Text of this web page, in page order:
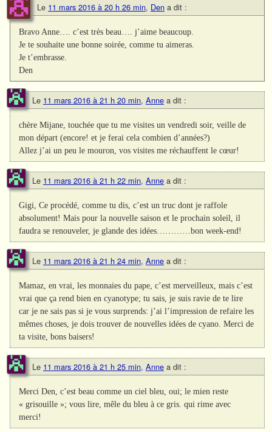
Le 11 mars 2016 à 20 h 26 min, Den a dit :
Bravo Anne…. c’est très beau…. j’aime beaucoup.
Je te souhaite une bonne soirée, comme tu aimeras.
Je t’embrasse.
Den
Le 11 mars 2016 à 21 h 20 min, Anne a dit :
chère Mijane, touchée que tu me visites un vendredi soir, veille de
mon départ (encore! et je ferai cela combien d’années?)
Allez j’ai un peu le mouron, vos visites me réchauffent le cœur!
Le 11 mars 2016 à 21 h 22 min, Anne a dit :
Gigi, Ce procédé, comme tu dis, c’est un truc dont je raffole
absolument! Mais pour la nouvelle saison et le prochain soleil, il
faudra se renouveler, je glande des idées…………bon week-end!
Le 11 mars 2016 à 21 h 24 min, Anne a dit :
Mamaz, en vrai, les monnaies du pape, c’est merveilleux, mais c’est
vrai que ça rend bien en cyanotype; tu sais, je suis ravie de te lire
car je ne sais pas si je vous surprends: j’ai l’impression de refaire les
mêmes choses, je dois trouver de nouvelles idées de cyano. Merci de
ta visite, bons baisers!
Le 11 mars 2016 à 21 h 25 min, Anne a dit :
Merci Den, c’est beau comme un ciel bleu, oui; le mien reste
« grisouille »; vous lire, mêle du bleu à ce gris. qui rime avec
merci!